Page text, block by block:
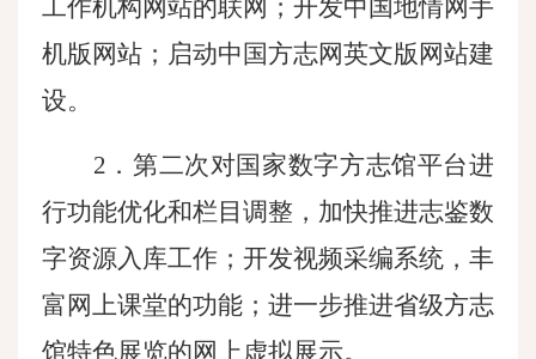
工作机构网站的联网；开发中国地情网手
机版网站；启动中国方志网英文版网站建
设。
2．第二次对国家数字方志馆平台进
行功能优化和栏目调整，加快推进志鉴数
字资源入库工作；开发视频采编系统，丰
富网上课堂的功能；进一步推进省级方志
馆特色展览的网上虚拟展示。